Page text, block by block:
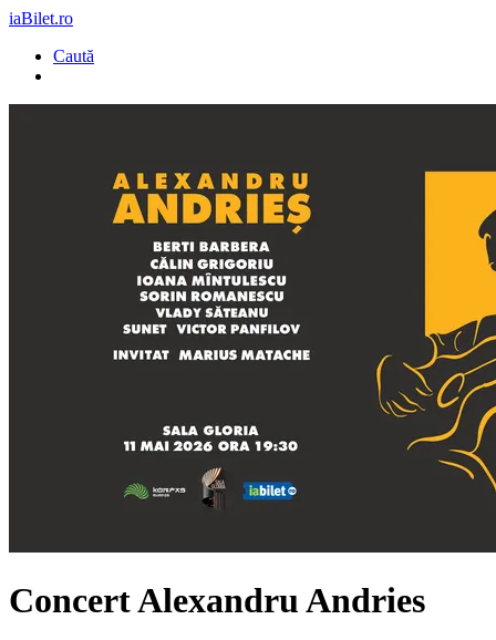
iaBilet.ro
Caută
Concert Alexandru Andries